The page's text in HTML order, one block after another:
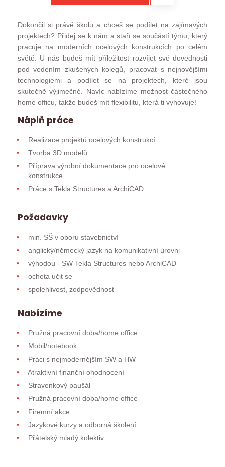
Dokončil si právě školu a chceš se podílet na zajímavých
projektech? Přidej se k nám a staň se součástí týmu, který
pracuje na moderních ocelových konstrukcích po celém
světě. U nás budeš mít příležitost rozvíjet své dovednosti
pod vedením zkušených kolegů, pracovat s nejnovějšími
technologiemi a podílet se na projektech, které jsou
skutečně výjimečné. Navíc nabízíme možnost částečného
home officu, takže budeš mít flexibilitu, která ti vyhovuje!
Náplň práce
Realizace projektů ocelových konstrukcí
Tvorba 3D modelů
Příprava výrobní dokumentace pro ocelové
konstrukce
Práce s Tekla Structures a ArchiCAD
Požadavky
min. SŠ v oboru stavebnictví
anglický/německý jazyk na komunikativní úrovni
výhodou - SW Tekla Structures nebo ArchiCAD
ochota učit se
spolehlivost, zodpovědnost
Nabízíme
Pružná pracovní doba/home office
Mobil/notebook
Práci s nejmodernějším SW a HW
Atraktivní finanční ohodnocení
Stravenkový paušál
Pružná pracovní doba/home office
Firemní akce
Jazykové kurzy a odborná školení
Přátelský mladý kolektiv